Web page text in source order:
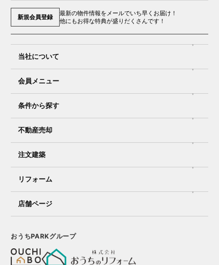
新規会員登録
最新の物件情報をメールでいち早くお届け！
他にもお得な特典が盛りだくさんです！
当社について
会員メニュー
条件から探す
不動産売却
注文建築
リフォーム
店舗ページ
おうちPARKグループ